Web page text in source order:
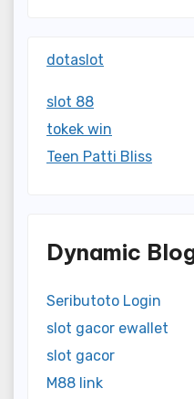
dotaslot
slot 88
tokek win
Teen Patti Bliss
Dynamic
Seributoto Login
slot gacor ewallet
slot gacor
M88 link